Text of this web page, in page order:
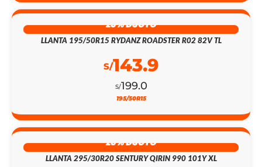
28% DSCTO
LLANTA 195/50R15 RYDANZ ROADSTER R02 82V TL
S/199.0
S/143.9
195/50R15
20% DSCTO
LLANTA 295/30R20 SENTURY QIRIN 990 101Y XL